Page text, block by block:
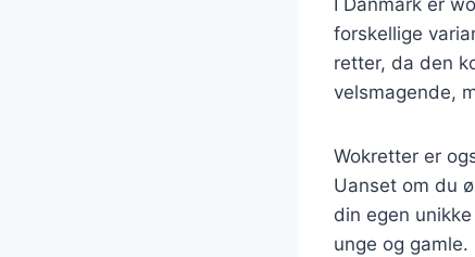
forskellige
retter, da den
velsmagende,
Wokretter er
Uanset om du
din egen
unge og gamle.